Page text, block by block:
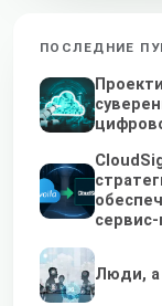
ПОСЛЕДНИЕ
Люди, а